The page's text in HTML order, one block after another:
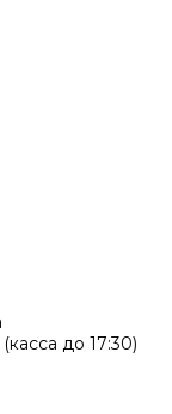
до 17:30)